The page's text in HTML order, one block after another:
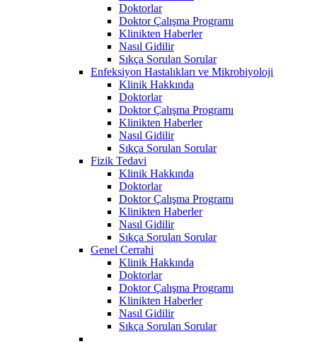
Doktorlar
Doktor Çalışma Programı
Klinikten Haberler
Nasıl Gidilir
Sıkça Sorulan Sorular
Enfeksiyon Hastalıkları ve Mikrobiyoloji
Klinik Hakkında
Doktorlar
Doktor Çalışma Programı
Klinikten Haberler
Nasıl Gidilir
Sıkça Sorulan Sorular
Fizik Tedavi
Klinik Hakkında
Doktorlar
Doktor Çalışma Programı
Klinikten Haberler
Nasıl Gidilir
Sıkça Sorulan Sorular
Genel Cerrahi
Klinik Hakkında
Doktorlar
Doktor Çalışma Programı
Klinikten Haberler
Nasıl Gidilir
Sıkça Sorulan Sorular